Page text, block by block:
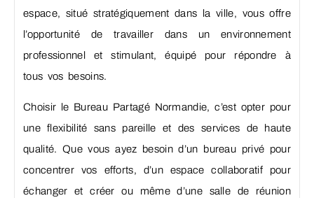
espace, situé stratégiquement dans la ville, vous offre
l’opportunité de travailler dans un environnement
professionnel et stimulant, équipé pour répondre à
tous vos besoins.
Choisir le Bureau Partagé Normandie, c’est opter pour
une flexibilité sans pareille et des services de haute
qualité. Que vous ayez besoin d’un bureau privé pour
concentrer vos efforts, d’un espace collaboratif pour
échanger et créer ou même d’une salle de réunion